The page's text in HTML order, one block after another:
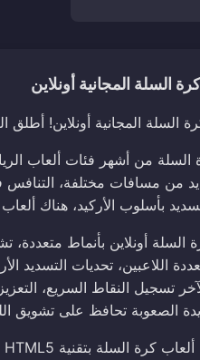
السلة المجانية أونلاين
السلة المجانية أونلاين!
السلة من أشهر فئات ألعاب
من مسافات مختلفة،
بأسلوب الأركيد، هناك
السلة أونلاين بأنماط
اللاعبين، تحديات التسديد
تسجيل النقاط السريع،
الصعوبة تحافظ على تشويق